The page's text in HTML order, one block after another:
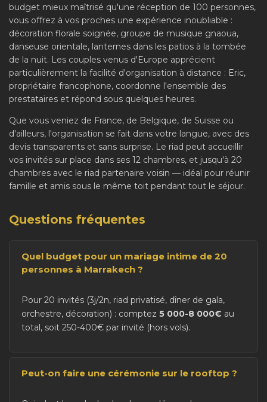
budget mieux maîtrisé qu'une réception de 100 personnes,
vous offrez à vos proches une expérience inoubliable :
décoration florale soignée, groupe de musique gnaoua,
danseuse orientale, lanternes dans les patios à la tombée
de la nuit. Les couples venus d'Europe apprécient
particulièrement la facilité d'organisation à distance : Eric,
propriétaire francophone, coordonne l'ensemble des
prestataires et répond sous quelques heures.
Que vous veniez de France, de Belgique, de Suisse ou
d'ailleurs, l'organisation se fait dans votre langue, avec des
devis transparents et sans surprise. Le riad peut accueillir
vos invités sur place dans ses 12 chambres, et jusqu'à 20
chambres avec le riad partenaire voisin — idéal pour réunir
famille et amis sous le même toit pendant tout le séjour.
Questions fréquentes
Quel budget pour un mariage intime de 20
personnes à Marrakech ?
Pour 20 invités (3j/2n, riad privatisé, dîner de gala,
orchestre, décoration) : comptez 5 000-8 000€ au
total, soit 250-400€ par invité (hors vols).
Peut-on faire une cérémonie sur le rooftop ?